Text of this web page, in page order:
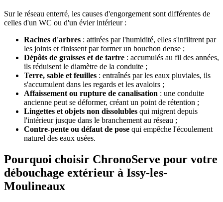
Sur le réseau enterré, les causes d'engorgement sont différentes de
celles d'un WC ou d'un évier intérieur :
Racines d'arbres : attirées par l'humidité, elles s'infiltrent par
les joints et finissent par former un bouchon dense ;
Dépôts de graisses et de tartre : accumulés au fil des années,
ils réduisent le diamètre de la conduite ;
Terre, sable et feuilles : entraînés par les eaux pluviales, ils
s'accumulent dans les regards et les avaloirs ;
Affaissement ou rupture de canalisation : une conduite
ancienne peut se déformer, créant un point de rétention ;
Lingettes et objets non dissolubles qui migrent depuis
l'intérieur jusque dans le branchement au réseau ;
Contre-pente ou défaut de pose qui empêche l'écoulement
naturel des eaux usées.
Pourquoi choisir ChronoServe pour votre
débouchage extérieur à Issy-les-
Moulineaux